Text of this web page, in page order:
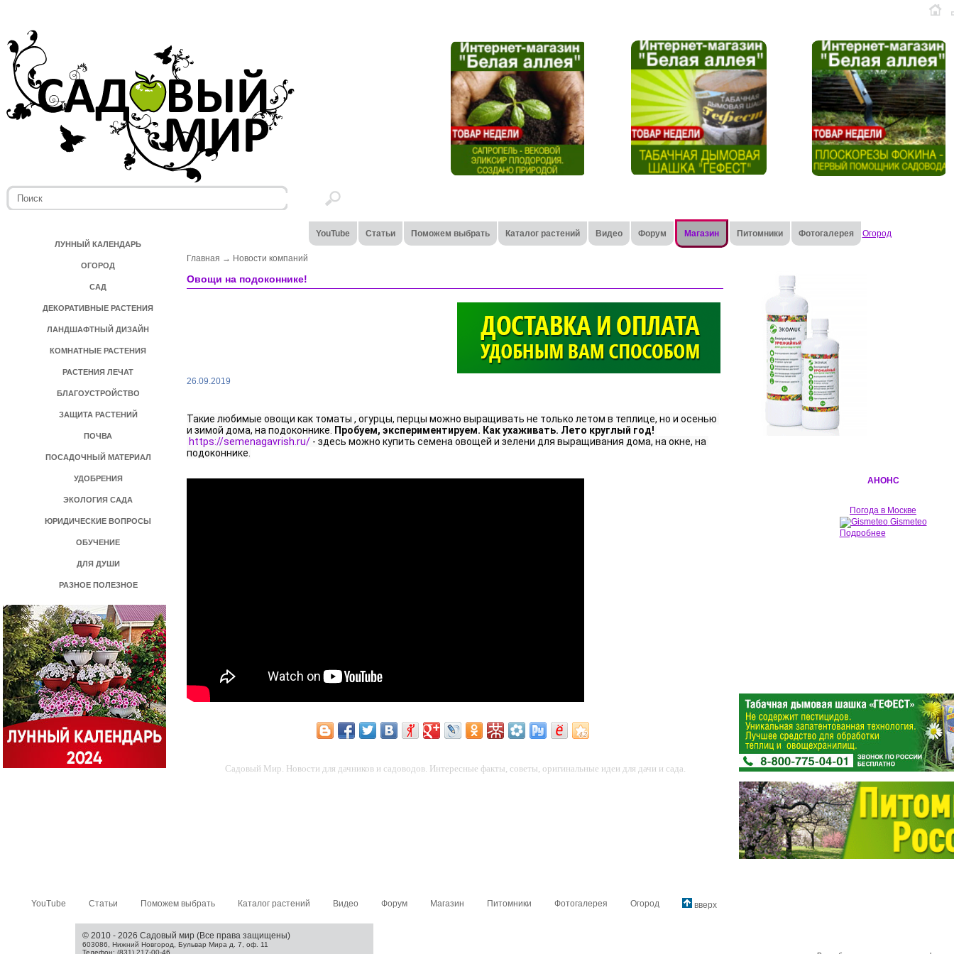
ЛУННЫЙ КАЛЕНДАРЬ
ОГОРОД
САД
ДЕКОРАТИВНЫЕ РАСТЕНИЯ
ЛАНДШАФТНЫЙ ДИЗАЙН
КОМНАТНЫЕ РАСТЕНИЯ
РАСТЕНИЯ ЛЕЧАТ
БЛАГОУСТРОЙСТВО
ЗАЩИТА РАСТЕНИЙ
ПОЧВА
ПОСАДОЧНЫЙ МАТЕРИАЛ
УДОБРЕНИЯ
ЭКОЛОГИЯ САДА
ЮРИДИЧЕСКИЕ ВОПРОСЫ
ОБУЧЕНИЕ
ДЛЯ ДУШИ
РАЗНОЕ ПОЛЕЗНОЕ
YouTube Статьи Поможем выбрать Каталог растений Видео Форум Магазин Питомники Фотогалерея Огород
Главная → Новости компаний
Овощи на подоконнике!
>
26.09.2019
Такие любимые овощи как томаты , огурцы, перцы можно выращивать не только летом в теплице, но и осенью
и зимой дома, на подоконнике.
Пробуем, экспериментируем. Как ухаживать. Лето круглый год!
https://semenagavrish.ru/ - здесь можно купить семена овощей и зелени для выращивания дома, на окне, на
подоконнике.
Садовый Мир. Новости для дачников и садоводов. Интересные факты, советы, оригинальные идеи для дачи и сада.
АНОНС
Погода в Москве
Gismeteo
Подробнее
YouTube Статьи Поможем выбрать Каталог растений Видео Форум Магазин Питомники Фотогалерея Огород вверх
© 2010 - 2026 Садовый мир (Все права защищены)
603086, Нижний Новгород, Бульвар Мира д. 7, оф. 11
Телефон: (831) 217-00-46